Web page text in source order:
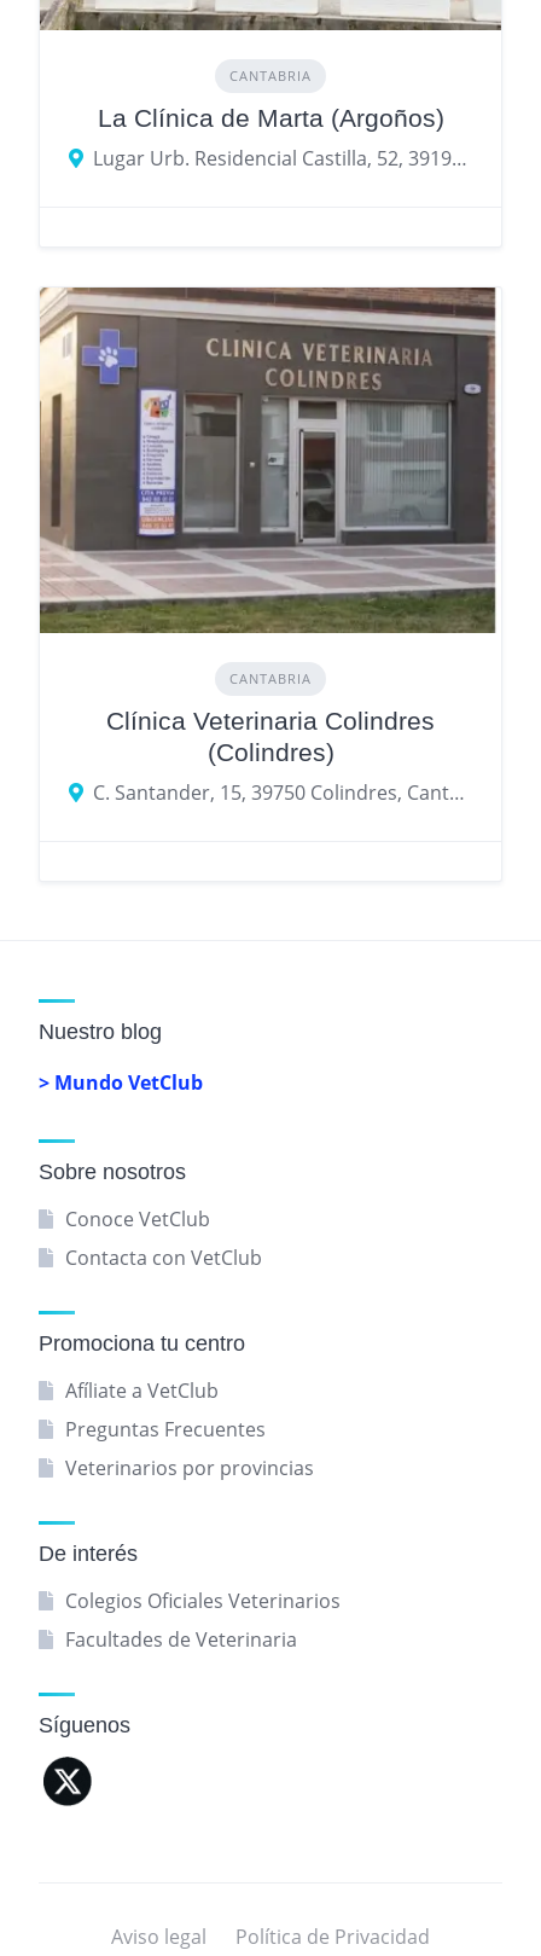
CANTABRIA
La Clínica de Marta (Argoños)
Lugar Urb. Residencial Castilla, 52, 39197 Argoños, Cantabria
CANTABRIA
Clínica Veterinaria Colindres
(Colindres)
C. Santander, 15, 39750 Colindres, Cantabria
Nuestro blog
> Mundo VetClub
Sobre nosotros
Conoce VetClub
Contacta con VetClub
Promociona tu centro
Afíliate a VetClub
Preguntas Frecuentes
Veterinarios por provincias
De interés
Colegios Oficiales Veterinarios
Facultades de Veterinaria
Síguenos
Aviso legal Política de Privacidad